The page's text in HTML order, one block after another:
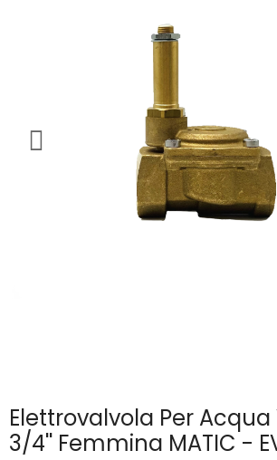
Elettrovalvola Per Acqua
3/4'' Femmina MATIC -